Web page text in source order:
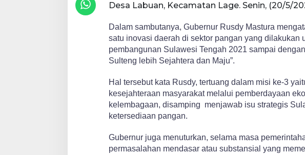
Desa Labuan, Kecamatan Lage. Senin, (20/5/
Dalam sambutanya, Gubernur Rusdy Mastura
satu inovasi daerah di sektor pangan yang dilakukan
pembangunan Sulawesi Tengah 2021 sampai
Sulteng lebih Sejahtera dan Maju”.
Hal tersebut kata Rusdy, tertuang dalam misi ke-3
kesejahteraan masyarakat melalui pemberdayaan
kelembagaan, disamping menjawab isu strategis
ketersediaan pangan.
Gubernur juga menuturkan, selama masa
permasalahan mendasar atau substansial yang